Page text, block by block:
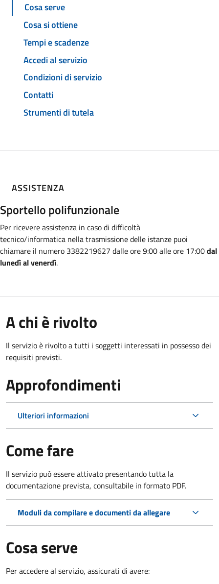
Cosa serve
Cosa si ottiene
Tempi e scadenze
Accedi al servizio
Condizioni di servizio
Contatti
Strumenti di tutela
ASSISTENZA
Sportello polifunzionale
Per ricevere assistenza in caso di difficoltà
tecnico/informatica nella trasmissionedelle istanze puoi
chiamare il numero 3382219627 dalle ore 9:00 alle ore 17:00dal
lunedì al venerdì.
A chi è rivolto
Il servizio è rivolto a tutti i soggetti interessati in possesso dei
requisiti previsti.
Approfondimenti
Ulteriori informazioni
Come fare
Il servizio può essere attivato presentando tutta la
documentazione prevista, consultabile in formato PDF.
Moduli da compilare e documenti da allegare
Cosa serve
Per accedere al servizio, assicurati di avere: